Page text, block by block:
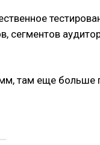
сегментов
там еще больше